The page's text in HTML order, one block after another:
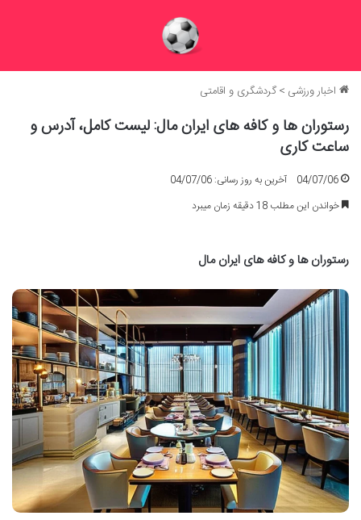
اخبار ورزشی >گردشگری و اقامتی
رستوران ها و کافه های ایران مال: لیست کامل، آدرس و
ساعت کاری
04/07/06
آخرین به روز رسانی: 04/07/06
خواندن این مطلب 18 دقیقه زمان میبرد
رستوران ها و کافه های ایران مال